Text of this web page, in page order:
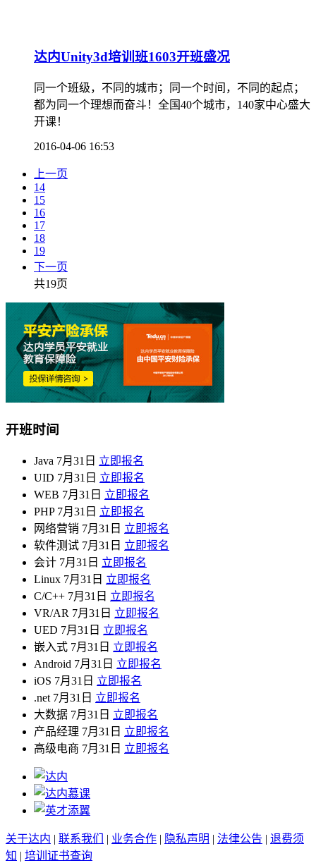
达内Unity3d培训班1603开班盛况
同一个班级，不同的城市；同一个时间，不同的起点；
都为同一个理想而奋斗！全国40个城市，140家中心盛大
开课！
2016-04-06 16:53
上一页
14
15
16
17
18
19
下一页
共19页
开班时间
Java 7月31日 立即报名
UID 7月31日 立即报名
WEB 7月31日 立即报名
PHP 7月31日 立即报名
网络营销 7月31日 立即报名
软件测试 7月31日 立即报名
会计 7月31日 立即报名
Linux 7月31日 立即报名
C/C++ 7月31日 立即报名
VR/AR 7月31日 立即报名
UED 7月31日 立即报名
嵌入式 7月31日 立即报名
Android 7月31日 立即报名
iOS 7月31日 立即报名
.net 7月31日 立即报名
大数据 7月31日 立即报名
产品经理 7月31日 立即报名
高级电商 7月31日 立即报名
关于达内 | 联系我们 | 业务合作 | 隐私声明 | 法律公告 | 退费须
知 | 培训证书查询